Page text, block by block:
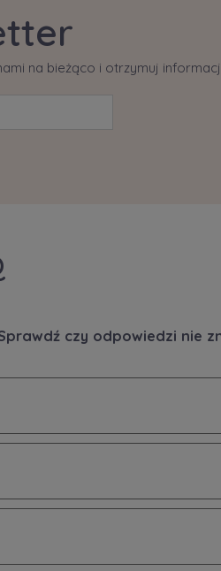
na bieżąco i otrzymuj
czy odpowiedzi nie